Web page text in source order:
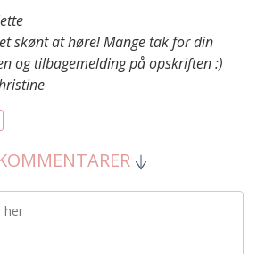
skønt at høre! Mange tak for din
og tilbagemelding på opskriften :)